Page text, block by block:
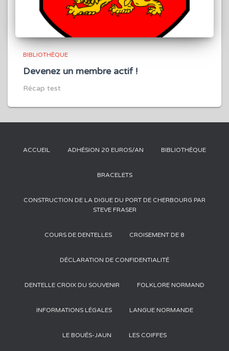
BIBLIOTHÈQUE
Devenez un membre actif !
Récap test
ACCUEIL ADHÉSION 20 EUROS/AN BIBLIOTHÈQUE
BRACELETS
CONSTRUCTION DE LA DIGUE DU PORT DE CHERBOURG PAR
STEVE FRASER
COURS DE DENTELLES CROISEMENT DE 8
DÉCLARATION DE CONFIDENTIALITÉ
DENTELLE CROIX DU SOUVENIR FOLKLORE NORMAND
INFORMATIONS LÉGALES LANGUE NORMANDE
LE BOUÉS-JAUN LES COIFFES